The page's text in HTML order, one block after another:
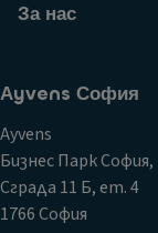
За нас
Аyvens София
Ayvens
Бизнес Парк София,
Сграда 11 Б, ет. 4
1766 София